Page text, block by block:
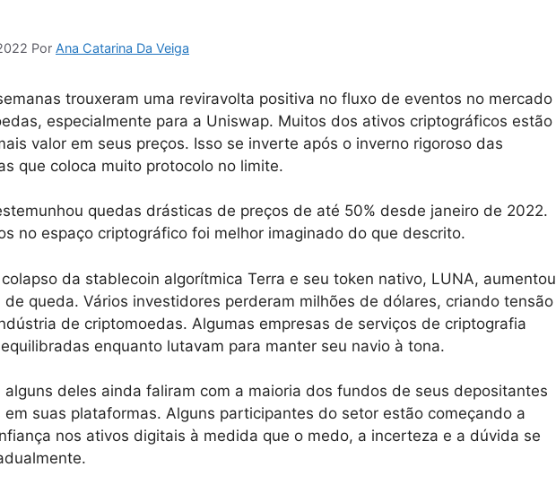
Por Ana Catarina Da Veiga
trouxeram uma reviravolta positiva no fluxo de eventos no mercado
especialmente para a Uniswap. Muitos dos ativos criptográficos estão
valor em seus preços. Isso se inverte após o inverno rigoroso das
que coloca muito protocolo no limite.
quedas drásticas de preços de até 50% desde janeiro de 2022.
no espaço criptográfico foi melhor imaginado do que descrito.
da stablecoin algorítmica Terra e seu token nativo, LUNA, aumentou
de queda. Vários investidores perderam milhões de dólares, criando tensão
de criptomoedas. Algumas empresas de serviços de criptografia
enquanto lutavam para manter seu navio à tona.
alguns deles ainda faliram com a maioria dos fundos de seus depositantes
em suas plataformas. Alguns participantes do setor estão começando a
nos ativos digitais à medida que o medo, a incerteza e a dúvida se